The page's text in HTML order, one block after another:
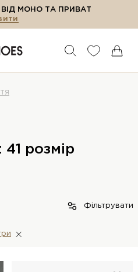
МОНО ТА ПРИВАТ
41 розмір
Фільтрувати